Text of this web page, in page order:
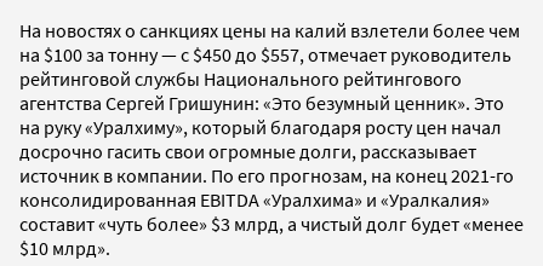
На новостях о санкциях цены на калий взлетели более чем
на $100 за тонну — с $450 до $557, отмечает руководитель
рейтинговой службы Национального рейтингового
агентства Сергей Гришунин: «Это безумный ценник». Это
на руку «Уралхиму», который благодаря росту цен начал
досрочно гасить свои огромные долги, рассказывает
источник в компании. По его прогнозам, на конец 2021-го
консолидированная EBITDA «Уралхима» и «Уралкалия»
составит «чуть более» $3 млрд, а чистый долг будет «менее
$10 млрд».